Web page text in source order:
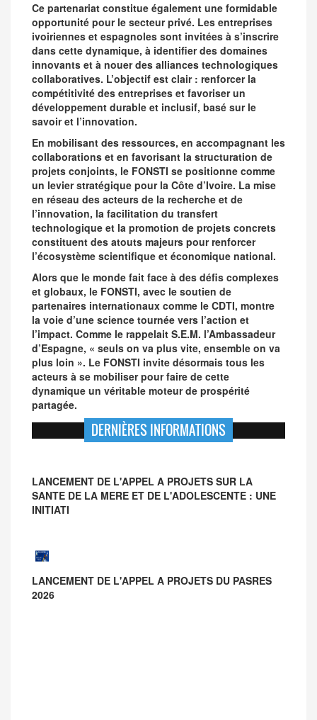
Ce partenariat constitue également une formidable
opportunité pour le secteur privé. Les entreprises
ivoiriennes et espagnoles sont invitées à s’inscrire
dans cette dynamique, à identifier des domaines
innovants et à nouer des alliances technologiques
collaboratives. L’objectif est clair : renforcer la
compétitivité des entreprises et favoriser un
développement durable et inclusif, basé sur le
savoir et l’innovation.
En mobilisant des ressources, en accompagnant les
collaborations et en favorisant la structuration de
projets conjoints, le FONSTI se positionne comme
un levier stratégique pour la Côte d’Ivoire. La mise
en réseau des acteurs de la recherche et de
l’innovation, la facilitation du transfert
technologique et la promotion de projets concrets
constituent des atouts majeurs pour renforcer
l’écosystème scientifique et économique national.
Alors que le monde fait face à des défis complexes
et globaux, le FONSTI, avec le soutien de
partenaires internationaux comme le CDTI, montre
la voie d’une science tournée vers l’action et
l’impact. Comme le rappelait S.E.M. l’Ambassadeur
d’Espagne, « seuls on va plus vite, ensemble on va
plus loin ». Le FONSTI invite désormais tous les
acteurs à se mobiliser pour faire de cette
dynamique un véritable moteur de prospérité
partagée.
DERNIÈRES INFORMATIONS
LANCEMENT DE L'APPEL A PROJETS SUR LA
SANTE DE LA MERE ET DE L'ADOLESCENTE : UNE
INITIATI
LANCEMENT DE L'APPEL A PROJETS DU PASRES
2026